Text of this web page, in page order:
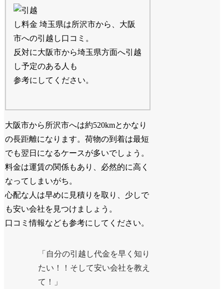
埼玉県は所沢市から、大阪
市への引越し口コミ。
反対に大阪市から埼玉県方面へ引越
し予定のある人も
参考にしてください。
大阪市から所沢市へは約520kmとかなり
の長距離になります。荷物の到着は最短
でも翌日になるケースが多いでしょう。
料金は運賃の関係もあり、必然的に高く
なってしまいがち。
心配な人は早めに見積りを取り、少しで
も安い会社を見つけましょう。
口コミ情報なども参考にしてください。
「自分の引越し代金を早く知り
たい！！そして安い会社を教え
て！」